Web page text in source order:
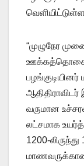
வெளியிட்டுள்ள
“முழுநேர
ஊக்கத்தொகைத்
பழங்குடியினர்
வருமான
லட்சமாக
1200-